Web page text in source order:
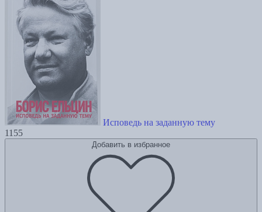
Исповедь на заданную тему
1155
Добавить в избранное